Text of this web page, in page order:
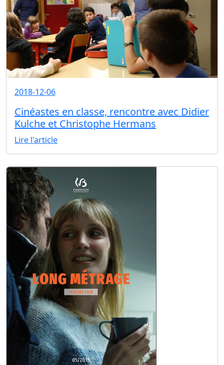
2018-12-06
Cinéastes en classe, rencontre avec Didier
Kulche et Christophe Hermans
Lire l'article